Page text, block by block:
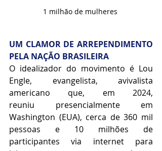
1 milhão de mulheres
UM CLAMOR DE ARREPENDIMENTO
PELA NAÇÃO BRASILEIRA
O idealizador do movimento é Lou
Engle, evangelista, avivalista
americano que, em 2024,
reuniu presencialmente em
Washington (EUA), cerca de 360 mil
pessoas e 10 milhões de
participantes via internet para